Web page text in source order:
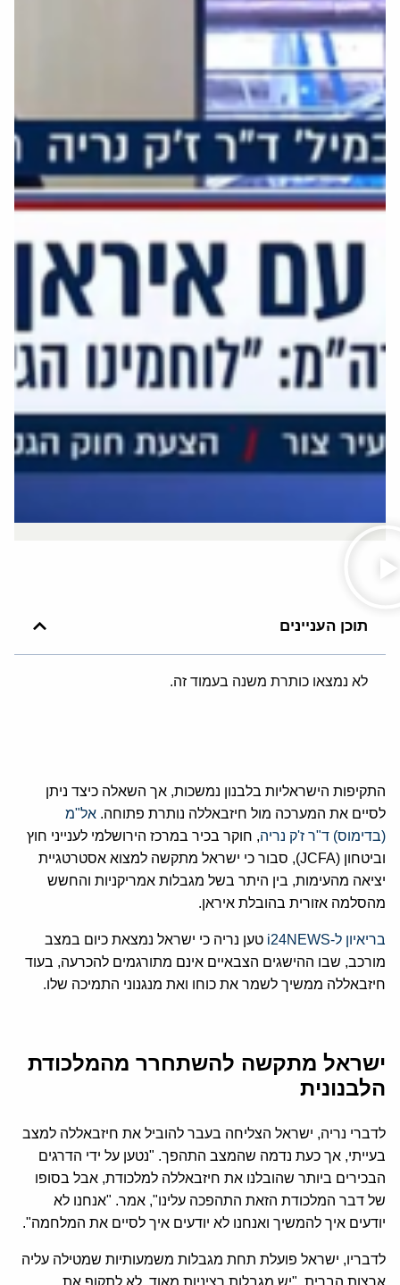
תוכן העניינים
לא נמצאו כותרת משנה בעמוד זה.
התקיפות הישראליות בלבנון נמשכות, אך השאלה כיצד ניתן
לסיים את המערכה מול חיזבאללה נותרת פתוחה. אל"מ
(בדימוס) ד"ר ז'ק נריה, חוקר בכיר במרכז הירושלמי לענייני חוץ
וביטחון (JCFA), סבור כי ישראל מתקשה למצוא אסטרטגיית
יציאה מהעימות, בין היתר בשל מגבלות אמריקניות והחשש
מהסלמה אזורית בהובלת איראן.
בריאיון ל-i24NEWS
טען נריה כי ישראל נמצאת כיום במצב
מורכב, שבו ההישגים הצבאיים אינם מתורגמים להכרעה, בעוד
חיזבאללה ממשיך לשמר את כוחו ואת מנגנוני התמיכה שלו.
ישראל מתקשה להשתחרר מהמלכודת
הלבנונית
לדברי נריה, ישראל הצליחה בעבר להוביל את חיזבאללה למצב
בעייתי, אך כעת נדמה שהמצב התהפך. "נטען על ידי הדרגים
הבכירים ביותר שהובלנו את חיזבאללה למלכודת, אבל בסופו
של דבר המלכודת הזאת התהפכה עלינו", אמר. "אנחנו לא
יודעים איך להמשיך ואנחנו לא יודעים איך לסיים את המלחמה".
לדבריו, ישראל פועלת תחת מגבלות משמעותיות שמטילה עליה
ארצות הברית. "יש מגבלות רציניות מאוד. לא לתקוף את